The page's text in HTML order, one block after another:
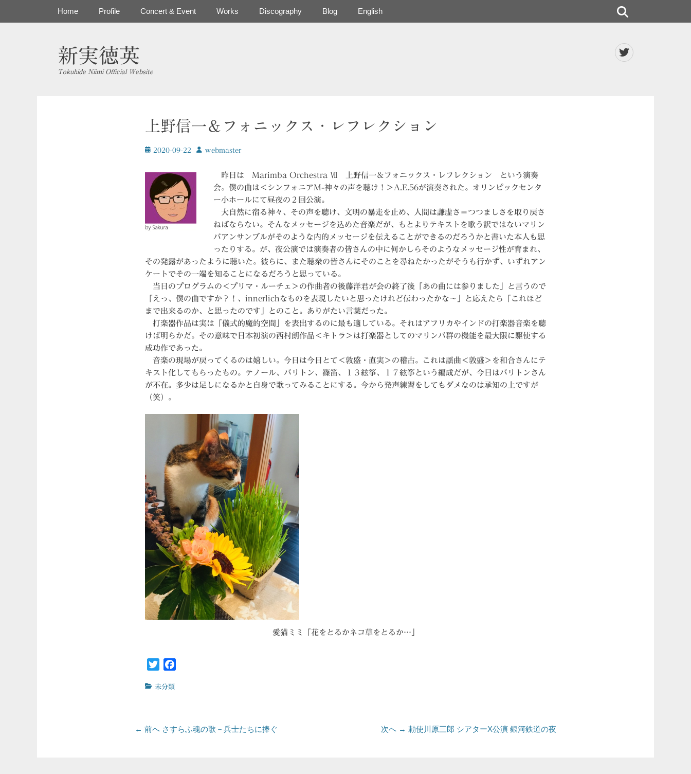
新実徳英
Tokuhide Niimi Official Website
Twitter
メインメニュー
Home Profile Concert & Event Works Discography Blog English
索
上野信一＆フォニックス・レフレクション
投 2020-09-22
投 ｗebmaster
昨日は Marimba Orchestra Ⅶ 上野信一＆フォニックス・レフレクション という演奏
会。僕の曲は＜シンフォニアM-神々の声を聴け！＞A.E.56が演奏された。オリンピックセンタ
ー小ホールにて昼夜の２回公演。
大自然に宿る神々、その声を聴け、文明の暴走を止め、人間は謙虚さ＝つつましさを取り戻さ
ねばならない。そんなメッセージを込めた音楽だが、もとよりテキストを歌う訳ではないマリン
バアンサンブルがそのような内的メッセージを伝えることができるのだろうかと書いた本人も思
ったりする。が、夜公演では演奏者の皆さんの中に何かしらそのようなメッセージ性が育まれ、
その発露があったように聴いた。彼らに、また聴衆の皆さんにそのことを尋ねたかったがそうも行かず、いずれアン
ケートでその一端を知ることになるだろうと思っている。
当日のプログラムの＜プリマ・ルーチェ＞の作曲者の後藤洋君が会の終了後「あの曲には参りました」と言うので
「えっ、僕の曲ですか？！、innerlichなものを表現したいと思ったけれど伝わったかな〜」と応えたら「これほど
まで出来るのか、と思ったのです」とのこと。ありがたい言葉だった。
打楽器作品は実は「儀式的魔的空間」を表出するのに最も適している。それはアフリカやインドの打楽器音楽を聴
けば明らかだ。その意味で日本初演の西村朗作品＜キトラ＞は打楽器としてのマリンバ群の機能を最大限に駆使する
成功作であった。
音楽の現場が戻ってくるのは嬉しい。今日は今日とて＜敦盛・直実＞の稽古。これは謡曲＜敦盛＞を和合さんにテ
キスト化してもらったもの。テノール、バリトン、篠笛、１３絃筝、１７絃筝という編成だが、今日はバリトンさん
が不在。多少は足しになるかと自身で歌ってみることにする。今から発声練習をしてもダメなのは承知の上ですが
（笑）。
愛猫ミミ「花をとるかネコ草をとるか…」
Twitter
カ
ー
未分類
投
← 前へ 前
さすらふ魂の歌－兵士たちに捧ぐ 次へ → 次
勅使川原三郎 シアターΧ公演 銀河鉄道の夜